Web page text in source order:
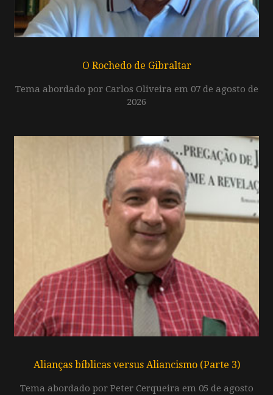
O Rochedo de Gibraltar
Tema abordado por Carlos Oliveira em 07 de agosto de
2026
Alianças bíblicas versus Aliancismo (Parte 3)
Tema abordado por Peter Cerqueira em 05 de agosto